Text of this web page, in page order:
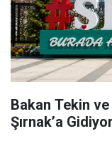
Bakan Tekin
Şırnak’a Gidiyor